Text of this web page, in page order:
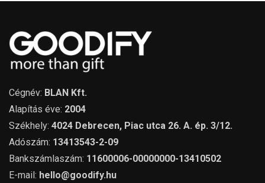
Cégnév: BLAN Kft.
Alapítás éve: 2004
Székhely: 4024 Debrecen, Piac utca 26. A. ép. 3/12.
Adószám: 13413543-2-09
Bankszámlaszám: 11600006-00000000-13410502
E-mail: hello@goodify.hu